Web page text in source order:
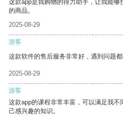
这款app是我购物的得力助手，让我能
的商品。
2025-08-29
游客
这款软件的售后服务非常好，遇到问题都
2025-08-29
游客
这款app的课程非常丰富，可以满足我不
己感兴趣的知识。